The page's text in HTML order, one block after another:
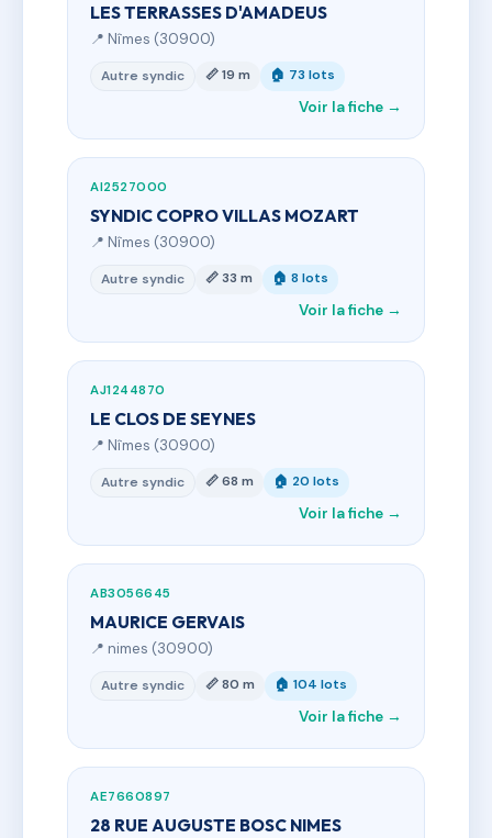
LES TERRASSES D'AMADEUS
📍 Nîmes (30900)
Autre syndic 📏 19 m 🏠 73 lots
Voir la fiche →
AI2527000
SYNDIC COPRO VILLAS MOZART
📍 Nîmes (30900)
Autre syndic 📏 33 m 🏠 8 lots
Voir la fiche →
AJ1244870
LE CLOS DE SEYNES
📍 Nîmes (30900)
Autre syndic 📏 68 m 🏠 20 lots
Voir la fiche →
AB3056645
MAURICE GERVAIS
📍 nimes (30900)
Autre syndic 📏 80 m 🏠 104 lots
Voir la fiche →
AE7660897
28 RUE AUGUSTE BOSC NIMES